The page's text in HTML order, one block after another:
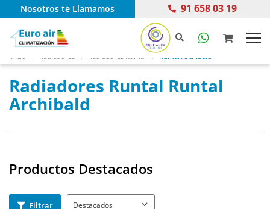
Nosotros te Llamamos 91 658 03 19
Inicio Radiadores Radiadores Runtal Runtal Archibald
Radiadores Runtal Runtal
Archibald
Productos Destacados
Filtrar